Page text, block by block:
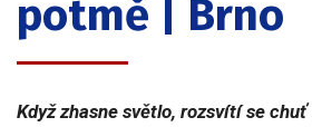
potmě | Brno
Když zhasne světlo, rozsvítí se chuť